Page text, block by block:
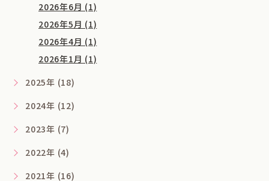
2026年6月 (1)
2026年5月 (1)
2026年4月 (1)
2026年1月 (1)
2025年 (18)
2024年 (12)
2023年 (7)
2022年 (4)
2021年 (16)